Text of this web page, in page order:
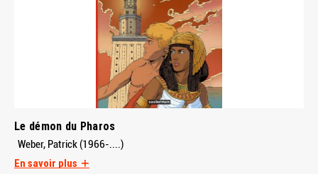
Le démon du Pharos
Weber, Patrick (1966-....)
En savoir plus